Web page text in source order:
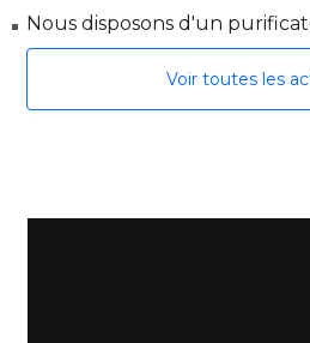
Nous disposons d'un
Voir toutes les